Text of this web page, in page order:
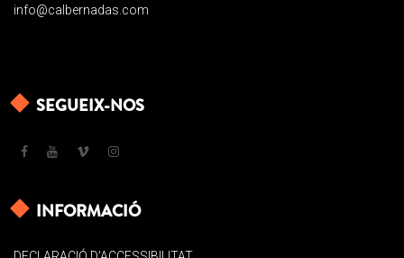
info@calbernadas.com
SEGUEIX-NOS
INFORMACIÓ